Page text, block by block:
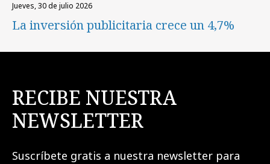
jueves, 30 de julio 2026
La inversión publicitaria crece un 4,7%
RECIBE NUESTRA
NEWSLETTER
Suscríbete gratis a nuestra newsletter para